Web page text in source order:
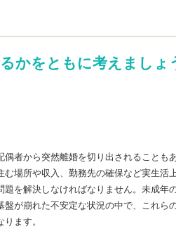
かをともに考えましょ
者から突然離婚を切り出されることもあ
場所や収入、勤務先の確保など実生活
を解決しなければなりません。未成年
が崩れた不安定な状況の中で、これら
ます。